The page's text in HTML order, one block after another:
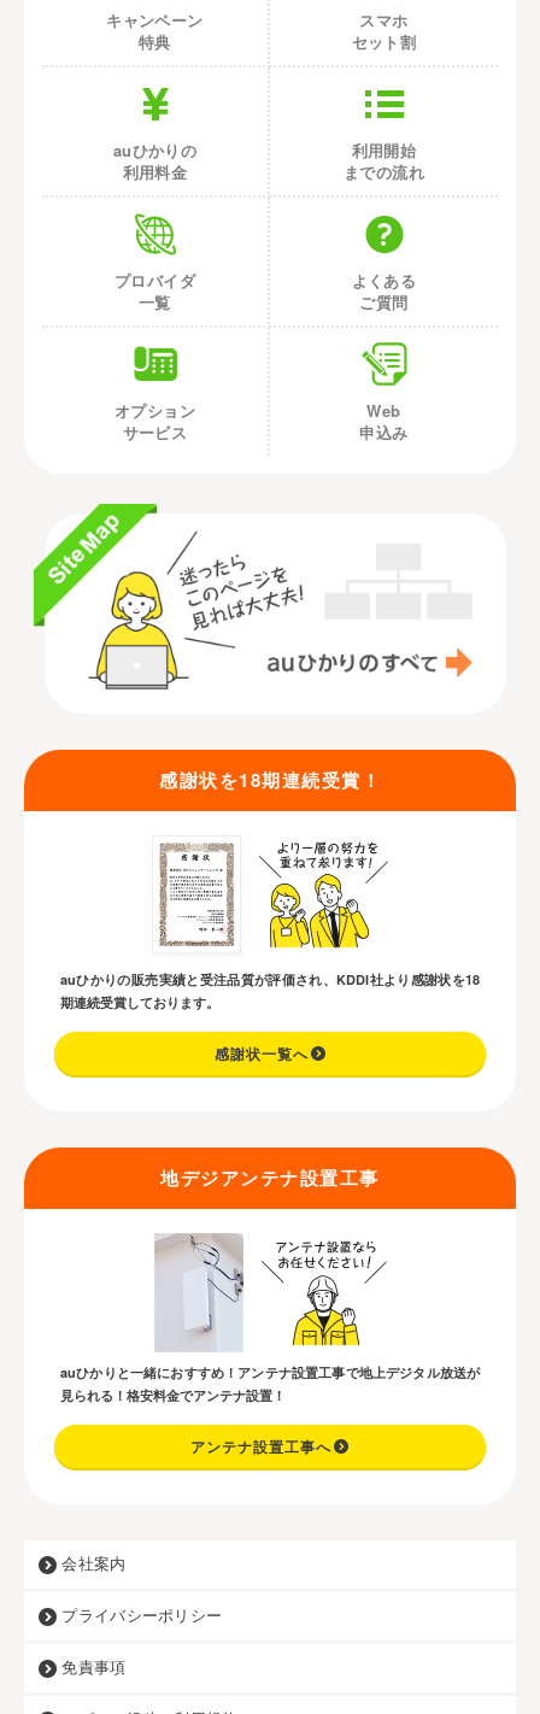
キャンペーン
特典
スマホ
セット割
auひかりの
利用料金
利用開始
までの流れ
プロバイダ
一覧
よくある
ご質問
オプション
サービス
Web
申込み
感謝状を18期連続受賞！
auひかりの販売実績と受注品質が評価され、KDDI社より感謝状を18
期連続受賞しております。
感謝状一覧へ
地デジアンテナ設置工事
auひかりと一緒におすすめ！アンテナ設置工事で地上デジタル放送が
見られる！格安料金でアンテナ設置！
アンテナ設置工事へ
会社案内
プライバシーポリシー
免責事項